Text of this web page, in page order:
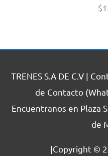
$
TRENES S.A DE C.V |
de Contacto
Encuentranos en Plaza
de
|Copyright ©